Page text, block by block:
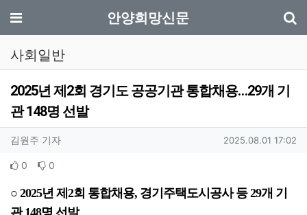
메뉴 안양희망신문
사회일반
2025년 제2회 경기도 공공기관 통합채용…29개 기
관 148명 선발
작성자 정보
김원주 기자작성 작성일
2025.08.01 17:02
컨텐츠 정보
0 추천 0
본문
○ 2025년 제2회 통합채용, 경기주택도시공사 등 29개 기
관 148명 선발